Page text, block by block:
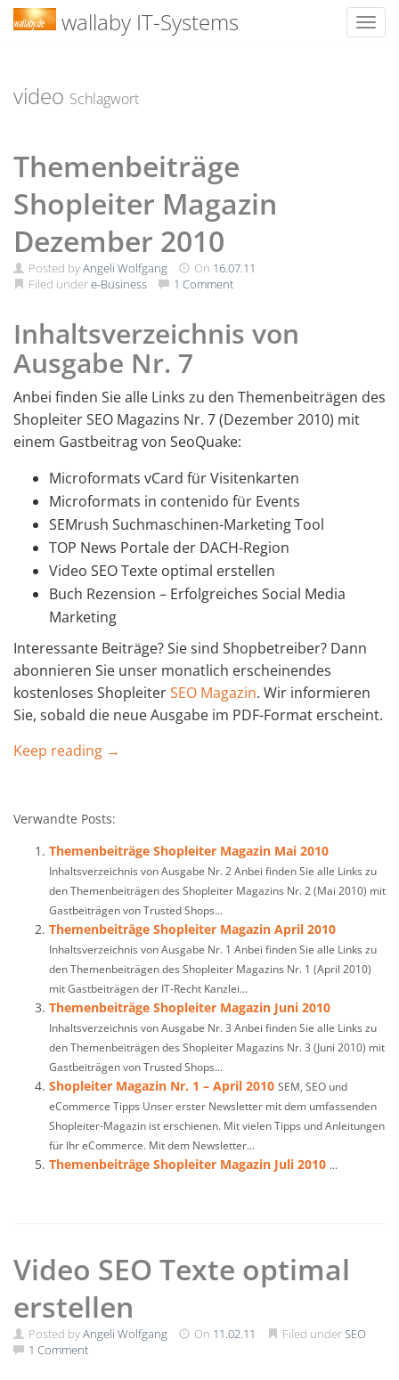
content
wallaby IT-Systems
video Schlagwort
Themenbeiträge
Shopleiter Magazin
Dezember 2010
Posted byAngeli Wolfgang On 16.07.11
Filed undere-Business 1 Comment
Inhaltsverzeichnis von
Ausgabe Nr. 7
Anbei finden Sie alle Links zu den Themenbeiträgen des
Shopleiter SEO Magazins Nr. 7 (Dezember 2010) mit
einem Gastbeitrag von SeoQuake:
Microformats vCard für Visitenkarten
Microformats in contenido für Events
SEMrush Suchmaschinen-Marketing Tool
TOP News Portale der DACH-Region
Video SEO Texte optimal erstellen
Buch Rezension – Erfolgreiches Social Media
Marketing
Interessante Beiträge? Sie sind Shopbetreiber? Dann
abonnieren Sie unser monatlich erscheinendes
kostenloses ShopleiterSEO Magazin. Wir informieren
Sie, sobald die neue Ausgabe im PDF-Format erscheint.
Keep reading →
Verwandte Posts:
Themenbeiträge Shopleiter Magazin Mai 2010
Inhaltsverzeichnis von Ausgabe Nr. 2 Anbei finden Sie alle Links zu
den Themenbeiträgen des Shopleiter Magazins Nr. 2 (Mai 2010) mit
Gastbeiträgen von Trusted Shops...
Themenbeiträge Shopleiter Magazin April 2010
Inhaltsverzeichnis von Ausgabe Nr. 1 Anbei finden Sie alle Links zu
den Themenbeiträgen des Shopleiter Magazins Nr. 1 (April 2010)
mit Gastbeiträgen der IT-Recht Kanzlei...
Themenbeiträge Shopleiter Magazin Juni 2010
Inhaltsverzeichnis von Ausgabe Nr. 3 Anbei finden Sie alle Links zu
den Themenbeiträgen des Shopleiter Magazins Nr. 3 (Juni 2010) mit
Gastbeiträgen von Trusted Shops...
Shopleiter Magazin Nr. 1 – April 2010 SEM, SEO und
eCommerce Tipps Unser erster Newsletter mit dem umfassenden
Shopleiter-Magazin ist erschienen. Mit vielen Tipps und Anleitungen
für Ihr eCommerce. Mit dem Newsletter...
Themenbeiträge Shopleiter Magazin Juli 2010 ...
Video SEO Texte optimal
erstellen
Posted byAngeli Wolfgang On 11.02.11 Filed underSEO
1 Comment